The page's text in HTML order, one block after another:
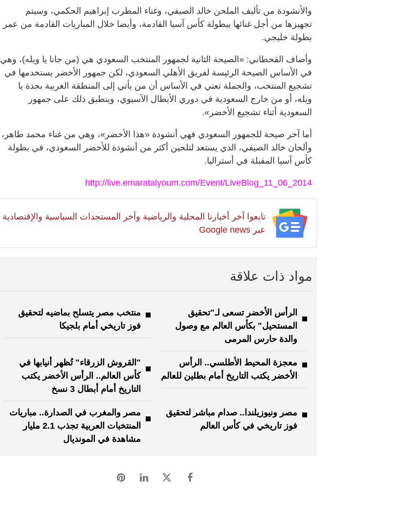
والأنشودة من تأليف الملحن خالد الصيفي، وغناء المطرب إبراهيم الحكمي، وسيتم
تجهيزها من أجل غنائها ببطولة كأس آسيا القادمة، وأيضا خلال المباريات القادمة من عمر
بطولة خليجي.
وأضاف القحطاني: «الصيحة الثانية لجمهور المنتخب السعودي هي (من جانا يا ويله)، وهي
في الأساس الصيحة الرئيسة لفريق الأهلي السعودي، لكن جمهور الأخضر يستخدمها في
تشجيع المنتخب، والجملة تعني في الأساس أن من يأتي إلى المنطقة الغربية بجدة يا
ويله، أو من خارج السعودية في دوري الأبطال الآسيوي، وينطبق ذلك على جمهور
السعودية أثناء تشجيع الأخضر».
أما آخر صيحة للجمهور السعودي فهي أنشودة «هذا الأخضر»، وهي من غناء محمد طاهر،
وألحان خالد الصيفي، الذي يستعد لتلحين أكثر من أنشودة للأخضر السعودي، في بطولة
كأس آسيا المقبلة في أستراليا.
http://live.emaratalyoum.com/Event/LiveBlog_11_06_2014
تابعوا آخر أخبارنا المحلية والرياضية وآخر المستجدات السياسية والإقتصادية
عبر Google news
مواد ذات علاقة
الرأس الأخضر تسعى لـ"تحقيق
المستحيل" بكأس العالم مع وصول
والدة حارس المرمى
منتخب مصر يتسلح بماضيه لتحقيق
فوز تاريخي أمام بلجيكا
معجزة المحيط الأطلسي.. الرأس
الأخضر يكتب التاريخ أمام بطلين للعالم
"القروش الزرقاء" تُظهر أنيابها في
كأس العالم.. الرأس الأخضر يكتب
التاريخ أمام أبطال 3 نسخ
مصر ونيوزيلندا.. صدام مباشر لتحقيق
فوز تاريخي في كأس العالم
مصر والمغرب في الصدارة.. مباريات
المنتخبات العربية تجذب 2.1 مليار
مشاهدة في المونديال